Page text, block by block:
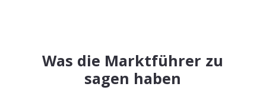
Was die Marktführer zu
sagen haben